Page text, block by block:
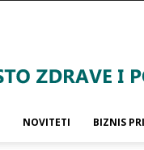
NOVITETI BIZNIS